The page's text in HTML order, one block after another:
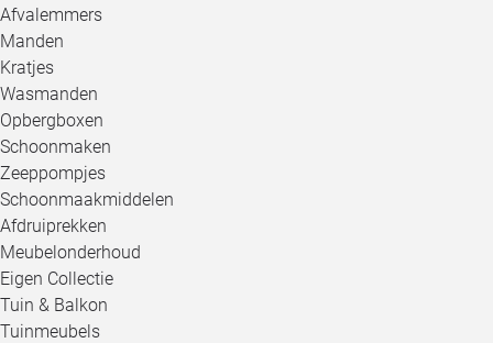
Afvalemmers
Manden
Kratjes
Wasmanden
Opbergboxen
Schoonmaken
Zeeppompjes
Schoonmaakmiddelen
Afdruiprekken
Meubelonderhoud
Eigen Collectie
Tuin & Balkon
Tuinmeubels